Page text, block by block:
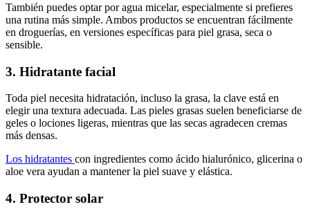
También puedes optar por agua micelar, especialmente si prefieres
una rutina más simple. Ambos productos se encuentran fácilmente
en droguerías, en versiones específicas para piel grasa, seca o
sensible.
3. Hidratante facial
Toda piel necesita hidratación, incluso la grasa, la clave está en
elegir una textura adecuada. Las pieles grasas suelen beneficiarse de
geles o lociones ligeras, mientras que las secas agradecen cremas
más densas.
Los hidratantes con ingredientes como ácido hialurónico, glicerina o
aloe vera ayudan a mantener la piel suave y elástica.
4. Protector solar